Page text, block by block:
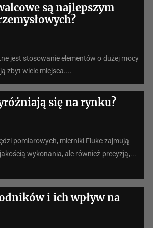
są najlepszym
jest stosowanie elementów o dużej mocy
zbyt wiele miejsca....
się na rynku?
pomiarowych, mierniki Fluke zajmują
wykonania, ale również precyzją,...
i ich wpływ na